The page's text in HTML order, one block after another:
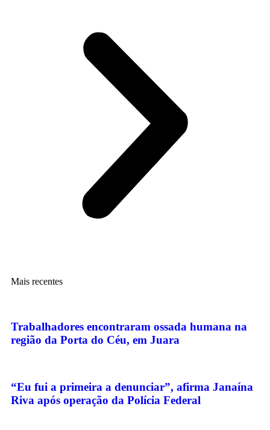
Mais recentes
Trabalhadores encontraram ossada humana na
região da Porta do Céu, em Juara
“Eu fui a primeira a denunciar”, afirma Janaína
Riva após operação da Polícia Federal